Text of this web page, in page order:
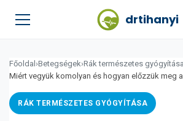
drtihanyi
Főoldal ›Betegségek›Rák természetes gyógyítása
Miért vegyük komolyan és hogyan előzzük meg
RÁK TERMÉSZETES GYÓGYÍTÁSA